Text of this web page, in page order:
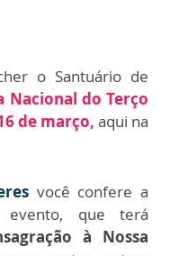
o Santuário de
Nacional do Terço
de março, aqui na
você confere a
evento, que terá
à Nossa